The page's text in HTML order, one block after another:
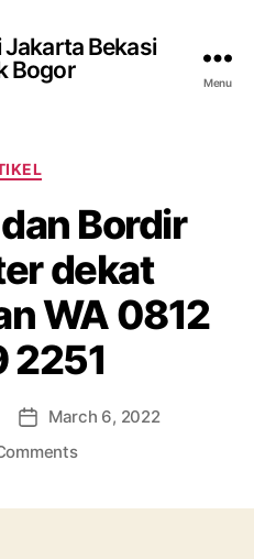
Jakarta Bekasi
Bogor
Menu
Categories
Bordir
dekat
WA 0812
2251
PostMarch 6, 2022
on